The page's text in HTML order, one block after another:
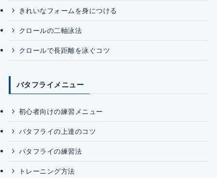
きれいなフォームを身につける
クロールの二軸泳法
クロールで長距離を泳ぐコツ
バタフライメニュー
初心者向けの練習メニュー
バタフライの上達のコツ
バタフライの練習法
トレーニング方法